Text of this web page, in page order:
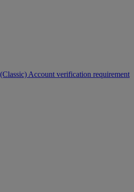
Account verification requirement